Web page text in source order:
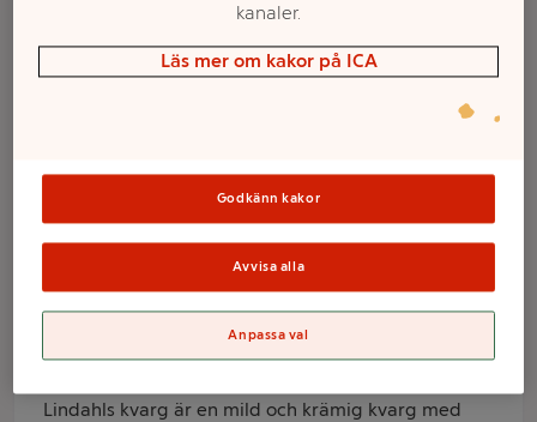
Kvarg Vaniljsmak
Lindahls
Varumärke
Produktinformation
Lindahls kvarg är en mild och krämig kvarg med
kanaler.
Läs mer om kakor på ICA
Godkänn kakor
Avvisa alla
Anpassa val